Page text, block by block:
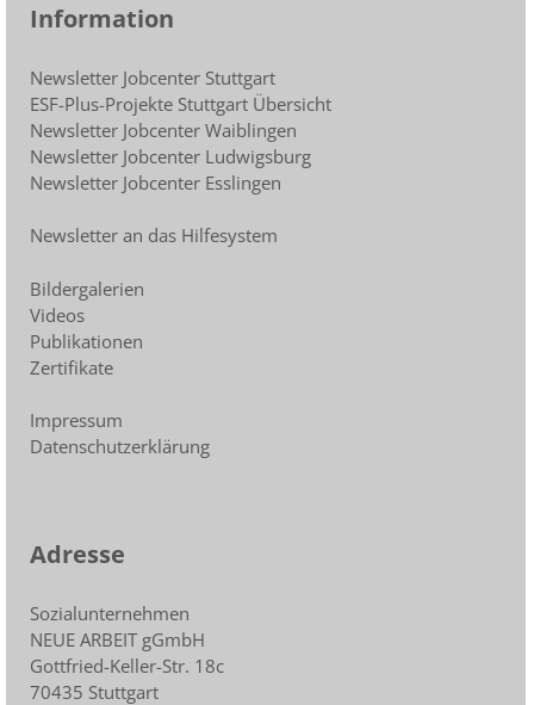
Information
Newsletter Jobcenter Stuttgart
ESF-Plus-Projekte Stuttgart Übersicht
Newsletter Jobcenter Waiblingen
Newsletter Jobcenter Ludwigsburg
Newsletter Jobcenter Esslingen
Newsletter an das Hilfesystem
Bildergalerien
Videos
Publikationen
Zertifikate
Impressum
Datenschutzerklärung
Adresse
Sozialunternehmen
NEUE ARBEIT gGmbH
Gottfried-Keller-Str. 18c
70435 Stuttgart